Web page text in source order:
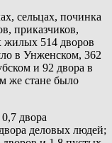
сельцах, починка
приказчиков,
жилых 514 дворов
в Унженском, 362
и 92 двора в
же стане было
двора
деловых людей;